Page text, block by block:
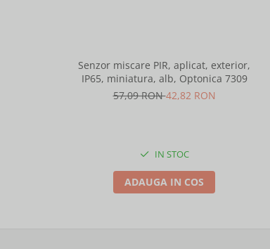
Senzor miscare PIR, aplicat, exterior,
IP65, miniatura, alb, Optonica 7309
57,09 RON42,82 RON
IN STOC
ADAUGA IN COS